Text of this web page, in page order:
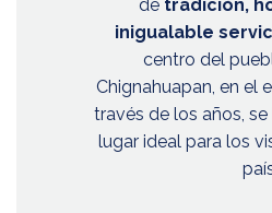
de tradición,
inigualable
centro del
Chignahuapan, en el
través de los años,
lugar ideal para los